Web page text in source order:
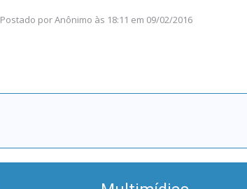
Postado porAnônimo às 18:11 em 09/02/2016